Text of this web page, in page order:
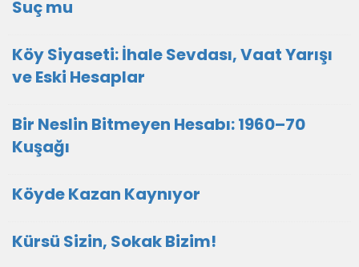
Suç mu
Köy Siyaseti: İhale Sevdası, Vaat Yarışı
ve Eski Hesaplar
Bir Neslin Bitmeyen Hesabı: 1960–70
Kuşağı
Köyde Kazan Kaynıyor
Kürsü Sizin, Sokak Bizim!